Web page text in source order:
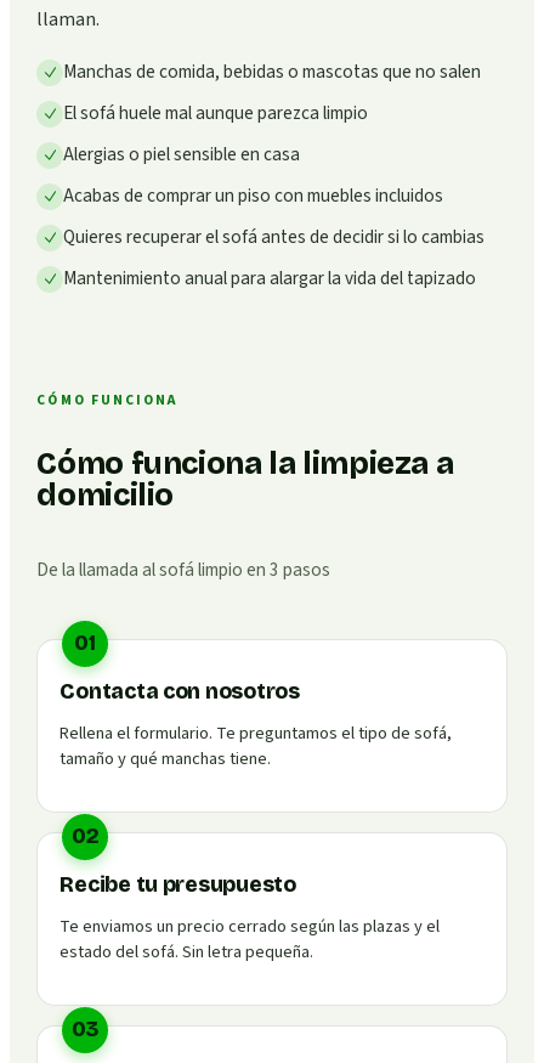
llaman.
Manchas de comida, bebidas o mascotas que no salen
El sofá huele mal aunque parezca limpio
Alergias o piel sensible en casa
Acabas de comprar un piso con muebles incluidos
Quieres recuperar el sofá antes de decidir si lo cambias
Mantenimiento anual para alargar la vida del tapizado
CÓMO FUNCIONA
Cómo funciona la limpieza a
domicilio
De la llamada al sofá limpio en 3 pasos
01
Contacta con nosotros
Rellena el formulario. Te preguntamos el tipo de sofá,
tamaño y qué manchas tiene.
02
Recibe tu presupuesto
Te enviamos un precio cerrado según las plazas y el
estado del sofá. Sin letra pequeña.
03